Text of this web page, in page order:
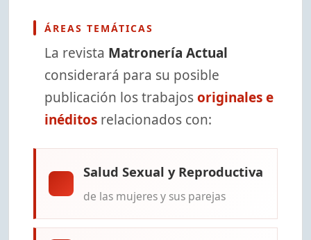
ÁREAS TEMÁTICAS
La revista Matronería Actual
considerará para su posible
publicación los trabajosoriginales e
inéditos relacionados con:
Salud Sexual y Reproductiva
de las mujeres y sus parejas